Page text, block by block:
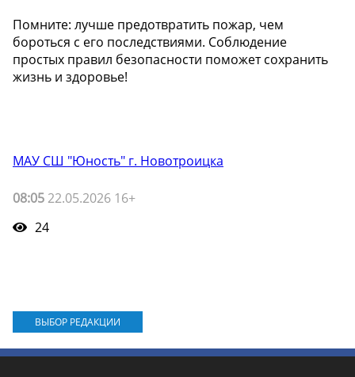
Помните: лучше предотвратить пожар, чем
бороться с его последствиями. Соблюдение
простых правил безопасности поможет сохранить
жизнь и здоровье!
МАУ СШ "Юность" г. Новотроицка
08:05 22.05.2026 16+
24
ВЫБОР РЕДАКЦИИ